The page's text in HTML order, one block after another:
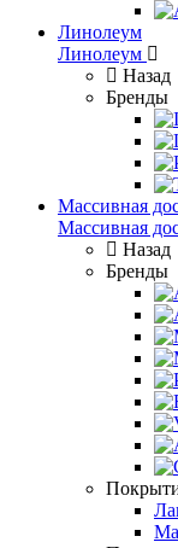
Линолеум
Линолеум
Назад
Бренды
Массивная
Массивная
Назад
Бренды